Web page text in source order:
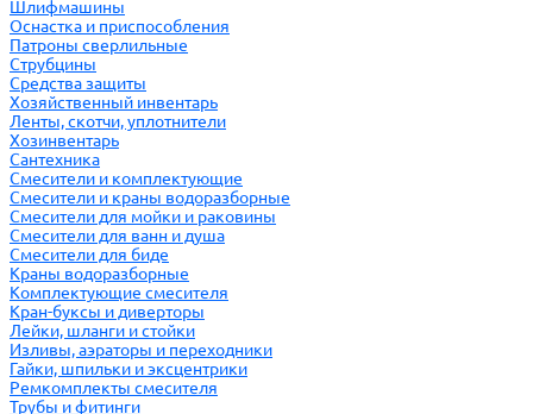
Шлифмашины
Оснастка и приспособления
Патроны сверлильные
Струбцины
Средства защиты
Хозяйственный инвентарь
Ленты, скотчи, уплотнители
Хозинвентарь
Сантехника
Смесители и комплектующие
Смесители и краны водоразборные
Смесители для мойки и раковины
Смесители для ванн и душа
Смесители для биде
Краны водоразборные
Комплектующие смесителя
Кран-буксы и диверторы
Лейки, шланги и стойки
Изливы, аэраторы и переходники
Гайки, шпильки и эксцентрики
Ремкомплекты смесителя
Трубы и фитинги